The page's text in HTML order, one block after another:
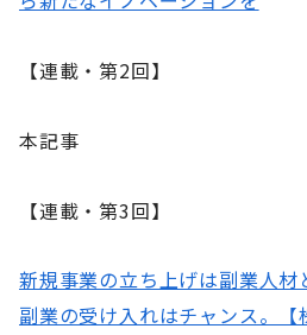
【連載・第2回】
本記事
【連載・第3回】
新規事業の立ち上げは副業人材
副業の受け入れはチャンス。